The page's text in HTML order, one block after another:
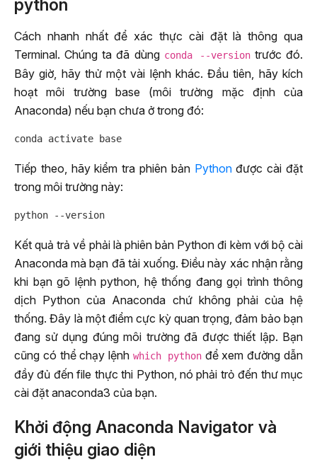
python
Cách nhanh nhất để xác thực cài đặt là thông qua
Terminal. Chúng ta đã dùng conda --versiontrước đó.
Bây giờ, hãy thử một vài lệnh khác. Đầu tiên, hãy kích
hoạt môi trường base (môi trường mặc định của
Anaconda) nếu bạn chưa ở trong đó:
Tiếp theo, hãy kiểm tra phiên bản Pythonđược cài đặt
trong môi trường này:
Kết quả trả về phải là phiên bản Python đi kèm với bộ cài
Anaconda mà bạn đã tải xuống. Điều này xác nhận rằng
khi bạn gõ lệnh python, hệ thống đang gọi trình thông
dịch Python của Anaconda chứ không phải của hệ
thống. Đây là một điểm cực kỳ quan trọng, đảm bảo bạn
đang sử dụng đúng môi trường đã được thiết lập. Bạn
cũng có thể chạy lệnh which pythonđể xem đường dẫn
đầy đủ đến file thực thi Python, nó phải trỏ đến thư mục
cài đặt anaconda3 của bạn.
Khởi động Anaconda Navigator và
giới thiệu giao diện